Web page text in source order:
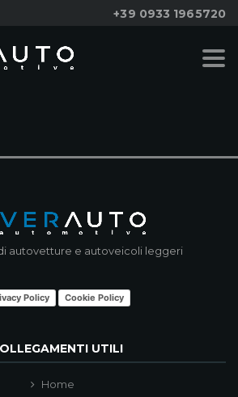
+39 0933 1965720
autovetture e autoveicoli leggeri
Policy Cookie Policy
UTILI
Home